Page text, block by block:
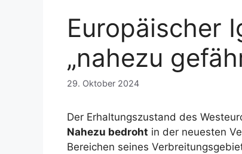
Europäischer
„nahezu
29. Oktober 2024
Der Erhaltungszustand des
Nahezu bedroht in der neuesten
Bereichen seines